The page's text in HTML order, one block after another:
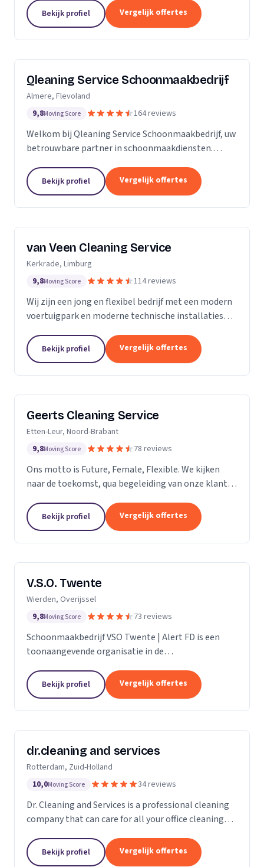
zijn Stel op Sprong gestart om mensen te helpen
en...
Bekijk profiel Vergelijk offertes
Qleaning Service Schoonmaakbedrijf
Almere, Flevoland
9,8Moving Score 164 reviews
Welkom bij Qleaning Service Schoonmaakbedrijf, uw
betrouwbare partner in schoonmaakdiensten.
ernaar om de standaard in schoonmaakexpertise
te...
Bekijk profiel Vergelijk offertes
van Veen Cleaning Service
Kerkrade, Limburg
9,8Moving Score 114 reviews
Wij zijn een jong en flexibel bedrijf met een modern
voertuigpark en moderne technische installaties
zowel voor Particulier als zakelijke klanten....
Bekijk profiel Vergelijk offertes
Geerts Cleaning Service
Etten-Leur, Noord-Brabant
9,8Moving Score 78 reviews
Ons motto is Future, Female, Flexible. We kijken
naar de toekomst, qua begeleiding van onze klanten
vrouwelijke ondernemers behandelen wij ons
personeel...
Bekijk profiel Vergelijk offertes
V.S.O. Twente
Wierden, Overijssel
9,8Moving Score 73 reviews
Schoonmaakbedrijf VSO Twente | Alert FD is een
toonaangevende organisatie in de
technieken en moderne machines, onderscheiden
we ons door het leveren van...
Bekijk profiel Vergelijk offertes
dr.cleaning and services
Rotterdam, Zuid-Holland
10,0Moving Score 34 reviews
Dr. Cleaning and Services is a professional cleaning
company that can care for all your office cleaning
general cleaning to deep cleaning, so you can...
Bekijk profiel Vergelijk offertes